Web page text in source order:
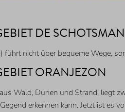
DE SCHOTSMAN
führt nicht über bequeme Wege,
ORANJEZON
Wald, Dünen und Strand, liegt
erkennen kann. Jetzt ist es